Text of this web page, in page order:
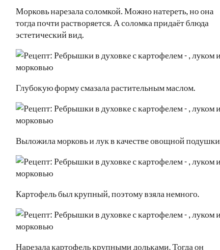
Морковь нарезала соломкой. Можно натереть, но она
тогда почти растворяется. А соломка придаёт блюда
эстетический вид.
Глубокую форму смазала растительным маслом.
Выложила морковь и лук в качестве овощной
Картофель был крупный, поэтому взяла немного.
Нарезала картофель крупными дольками. Тогда он